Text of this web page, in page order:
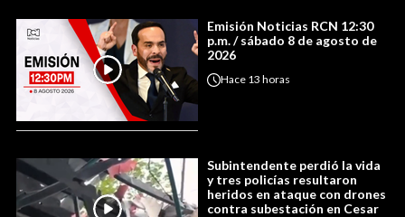
Emisión Noticias RCN 12:30
p.m. / sábado 8 de agosto de
2026
Hace 13 horas
Subintendente perdió la vida
y tres policías resultaron
heridos en ataque con drones
contra subestación en Cesar